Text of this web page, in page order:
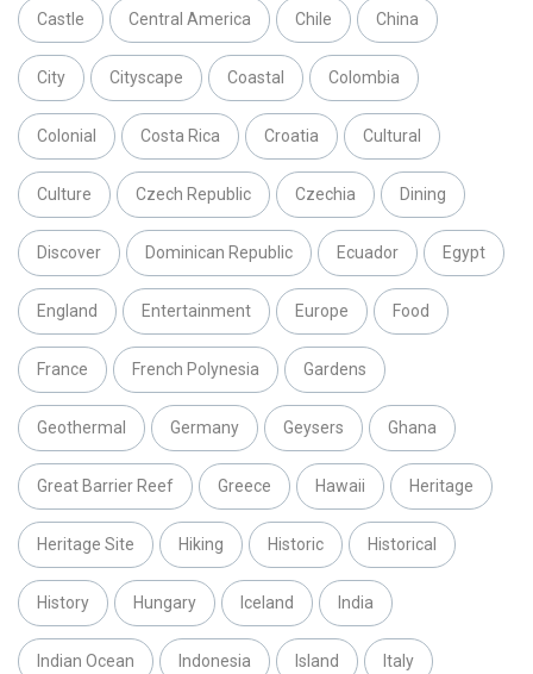
Castle Central America Chile China
City Cityscape Coastal Colombia
Colonial Costa Rica Croatia Cultural
Culture Czech Republic Czechia Dining
Discover Dominican Republic Ecuador Egypt
England Entertainment Europe Food
France French Polynesia Gardens
Geothermal Germany Geysers Ghana
Great Barrier Reef Greece Hawaii Heritage
Heritage Site Hiking Historic Historical
History Hungary Iceland India
Indian Ocean Indonesia Island Italy